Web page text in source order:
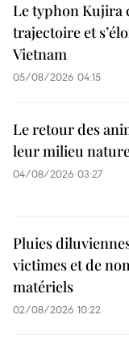
Le typhon Kujira
trajectoire et
Vietnam
05/08/2026 04:15
Le retour des
leur milieu
04/08/2026 03:27
Pluies
victimes et de
matériels
02/08/2026 10:22